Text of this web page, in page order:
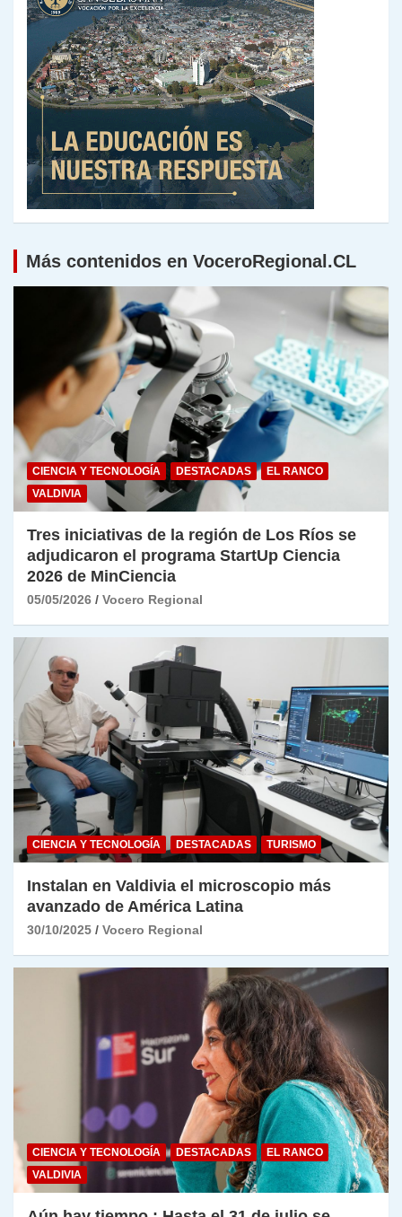
Más contenidos en VoceroRegional.CL
CIENCIA Y TECNOLOGÍA DESTACADAS
EL RANCO
VALDIVIA
Tres iniciativas de la región de Los Ríos se
adjudicaron el programa StartUp Ciencia
2026 de MinCiencia
05/05/2026 Vocero Regional
CIENCIA Y TECNOLOGÍA DESTACADAS TURISMO
Instalan en Valdivia el microscopio más
avanzado de América Latina
30/10/2025 Vocero Regional
CIENCIA Y TECNOLOGÍA DESTACADAS
EL RANCO
VALDIVIA